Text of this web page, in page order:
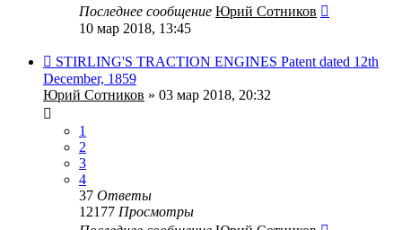
Последнее сообщение Юрий Сотников
10 мар 2018, 13:45
STIRLING'S TRACTION ENGINES Patent dated 12th
December, 1859
Юрий Сотников » 03 мар 2018, 20:32
1
2
3
4
37 Ответы
12177 Просмотры